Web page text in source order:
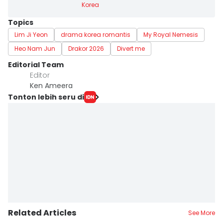
Korea
Topics
Lim Ji Yeon drama korea romantis
My Royal Nemesis
Heo Nam Jun
Drakor 2026 Divert me
Editorial Team
Editor
Ken Ameera
Tonton lebih seru di
Related Articles See More